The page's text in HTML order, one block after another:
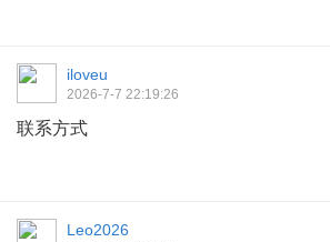
iloveu
2026-7-7 22:19:26
联系方式
Leo2026